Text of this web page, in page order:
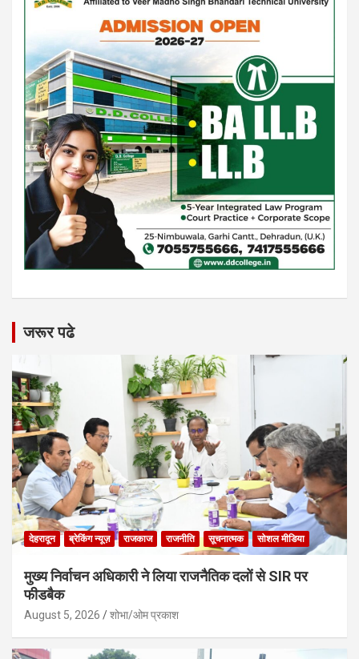
जरूर पढे
देहरादून ब्रेकिंग न्यूज़ राजकाज राजनीति सूचनात्मक सोशल मीडिया
मुख्य निर्वाचन अधिकारी ने लिया राजनैतिक दलों से SIR पर
फीडबैक
August 5, 2026 शोभा/ओम प्रकाश